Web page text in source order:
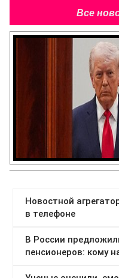
Все